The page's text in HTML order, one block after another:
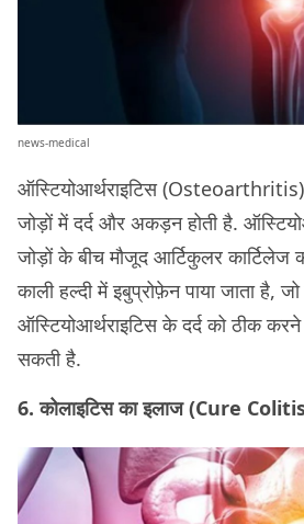
news-medical
ऑस्टियोआर्थराइटिस (Osteoarthritis)
जोड़ों में दर्द और अकड़न होती है.
जोड़ों के बीच मौजूद आर्टिकुलर कार्टिलेज
काली हल्दी में इबुप्रोफ़ेन पाया जाता है, जो
ऑस्टियोआर्थराइटिस के दर्द को ठीक करने
सकती है.
6. कोलाइटिस का इलाज (Cure